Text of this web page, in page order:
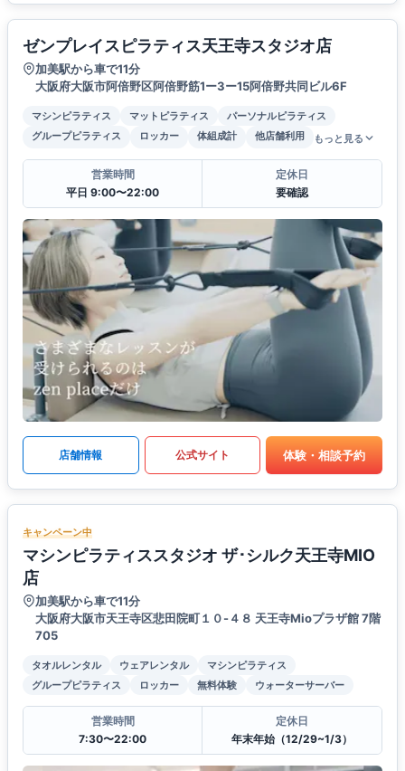
ゼンプレイスピラティス天王寺スタジオ店
加美駅から車で11分
大阪府大阪市阿倍野区阿倍野筋1ー3ー15阿倍野共同ビル6F
マシンピラティス マットピラティス
パーソナルピラティス
グループピラティス
ロッカー 体組成計 他店舗利用 もっと見る
営業時間
平日 9:00〜22:00
定休日
要確認
店舗情報 公式サイト 体験・相談予約
キャンペーン中
マシンピラティススタジオ ザ･シルク天王寺MIO
店
加美駅から車で11分
大阪府大阪市天王寺区悲田院町１０-４８ 天王寺Mioプラザ館 7階
705
タオルレンタル ウェアレンタル
マシンピラティス
グループピラティス
ロッカー 無料体験 ウォーターサーバー
営業時間
7:30〜22:00
定休日
年末年始（12/29~1/3）